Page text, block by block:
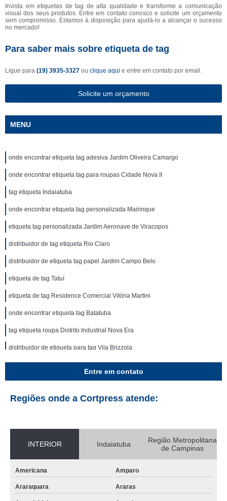
Invista em etiquetas de tag de alta qualidade e transforme a comunicação
visual dos seus produtos. Entre em contato conosco e solicite um orçamento
sem compromisso. Estamos à disposição para ajudá-lo a alcançar o sucesso
no mercado!
Para saber mais sobre etiqueta de tag
Ligue para (19) 3935-3327 ou clique aqui e entre em contato por email.
Solicite um orçamento
MENU
onde encontrar etiqueta tag adesiva Jardim Oliveira Camargo
onde encontrar etiqueta tag para roupas Cidade Nova II
tag etiqueta Indaiatuba
onde encontrar etiqueta tag personalizada Mairinque
etiqueta tag personalizada Jardim Aeronave de Viracopos
distribuidor de tag etiqueta Rio Claro
distribuidor de etiqueta tag papel Jardim Campo Belo
etiqueta de tag Tatuí
etiqueta de tag Residence Comercial Vitória Martini
onde encontrar etiqueta tag Batatuba
tag etiqueta roupa Distrito Industrial Nova Era
distribuidor de etiqueta para tag Vila Brizzola
distribuidor de etiqueta tag Salto
tag de etiqueta Parque Boa Esperança
onde encontrar etiqueta para tag Residencial Monte Verde
onde encontrar etiqueta tag personalizada RECREIO CAMPESTRE JOIA
Entre em contato
Regiões onde a Cortpress atende:
INTERIOR Indaiatuba
Região Metropolitana
de Campinas
Americana Amparo
Araraquara Araras